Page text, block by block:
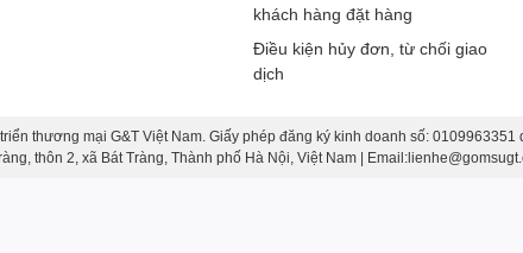
khách hàng đặt hàng
Điều kiện hủy đơn, từ chối giao
dịch
thương mại G&T Việt Nam. Giấy phép đăng ký kinh doanh số:
thôn 2, xã Bát Tràng, Thành phố Hà Nội, Việt Nam |